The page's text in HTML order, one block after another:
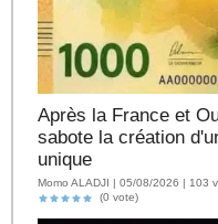
Après la France et
sabote la création
unique
Momo ALADJI | 05/08/2026 | 103
(0 vote)